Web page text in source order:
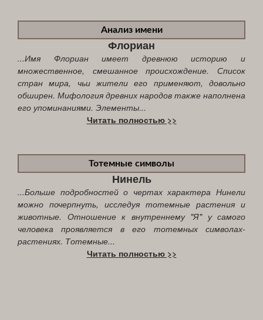
Анализ имени
Флориан
...Имя Флориан имеет древнюю историю и
множественное, смешанное происхождение. Список
стран мира, чьи жители его применяют, довольно
обширен. Мифология древних народов также наполнена
его упоминаниями. Элементы...
Читать полностью >>
Тотемные символы
Нинель
...Больше подробностей о чертах характера Нинели
можно почерпнуть, исследуя тотемные растения и
животные. Отношение к внутреннему "Я" у самого
человека проявляется в его тотемных символах-
растениях. Тотемные...
Читать полностью >>